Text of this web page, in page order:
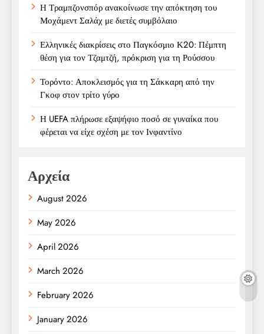
Η Τραμπζονσπόρ ανακοίνωσε την απόκτηση του
Μοχάμεντ Σαλάχ με διετές συμβόλαιο
Ελληνικές διακρίσεις στο Παγκόσμιο Κ20: Πέμπτη
θέση για τον Τζαμτζή, πρόκριση για τη Ρούσσου
Τορόντο: Αποκλεισμός για τη Σάκκαρη από την
Γκοφ στον τρίτο γύρο
Η UEFA πλήρωσε εξαψήφιο ποσό σε γυναίκα που
φέρεται να είχε σχέση με τον Ινφαντίνο
Αρχεία
August 2026
May 2026
April 2026
March 2026
February 2026
January 2026